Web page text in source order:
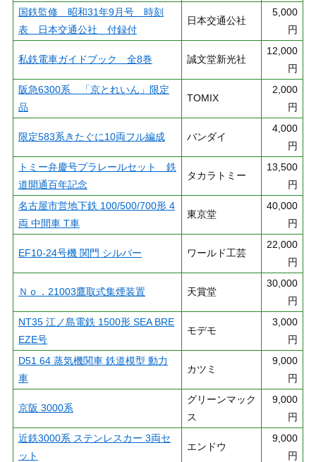
国鉄監修 昭和31年9月号 時刻
表 日本交通公社 付録付
日本交通公社
5,000
円
私鉄電車ガイドブック 全8巻 誠文堂新光社
12,000
円
阪急6300系 「京とれいん」限定
品
TOMIX
2,000
円
限定583系きたぐに10両フル編成 バンダイ
4,000
円
トミー弁慶号プラレールセット 鉄
道開通百年記念
タカラトミー
13,500
円
名古屋市営地下鉄 100/500/700形 4
両 中間車 T車
東京堂
40,000
円
EF10-24号機 関門 シルバー ワールド工芸
22,000
円
Ｎｏ．21003鷹取式集煙装置 天賞堂
30,000
円
NT35 江ノ島電鉄 1500形 SEA BRE
EZE号
モデモ
3,000
円
D51 64 蒸気機関車 鉄道模型 動力
車
カツミ
9,000
円
京阪 3000系
グリーンマック
ス
9,000
円
近鉄3000系 ステンレスカー 3両セ
ット
エンドウ
9,000
円